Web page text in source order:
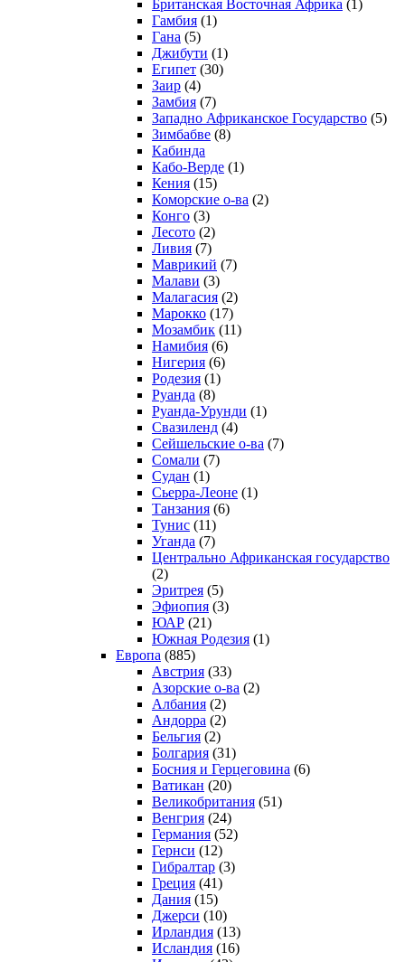
Британская Восточная Африка (1)
Гамбия (1)
Гана (5)
Джибути (1)
Египет (30)
Заир (4)
Замбия (7)
Западно Африканское Государство (5)
Зимбабве (8)
Кабинда
Кабо-Верде (1)
Кения (15)
Коморские о-ва (2)
Конго (3)
Лесото (2)
Ливия (7)
Маврикий (7)
Малави (3)
Малагасия (2)
Марокко (17)
Мозамбик (11)
Намибия (6)
Нигерия (6)
Родезия (1)
Руанда (8)
Руанда-Урунди (1)
Свазиленд (4)
Сейшельские о-ва (7)
Сомали (7)
Судан (1)
Сьерра-Леоне (1)
Танзания (6)
Тунис (11)
Уганда (7)
Центрально Африканская государство
(2)
Эритрея (5)
Эфиопия (3)
ЮАР (21)
Южная Родезия (1)
Европа (885)
Австрия (33)
Азорские о-ва (2)
Албания (2)
Андорра (2)
Бельгия (2)
Болгария (31)
Босния и Герцеговина (6)
Ватикан (20)
Великобритания (51)
Венгрия (24)
Германия (52)
Гернси (12)
Гибралтар (3)
Греция (41)
Дания (15)
Джерси (10)
Ирландия (13)
Исландия (16)